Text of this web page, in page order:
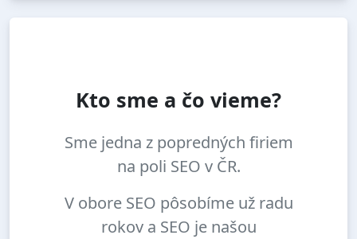
Kto sme a čo vieme?
Sme jedna z popredných firiem
na poli SEO v ČR.
V obore SEO pôsobíme už radu
rokov a SEO je našou